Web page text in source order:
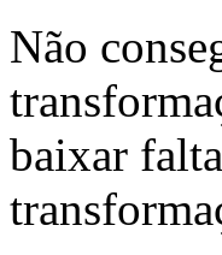
Não
baixar